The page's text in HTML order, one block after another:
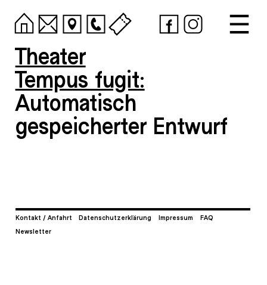
Theater
Tempus fugit:
Automatisch
gespeicherter Entwurf
Kontakt / Anfahrt Datenschutzerklärung Impressum
FAQ
Newsletter